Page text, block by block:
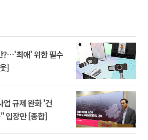
?⋯'최애' 위한 필수
]
업 규제 완화 '건
입장만 [종합]